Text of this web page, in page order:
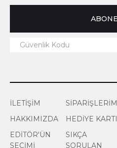
İLETİŞİM
HAKKIMIZDA
EDİTÖR'ÜN
SEÇİMİ
SİPARİŞLERİM
HEDİYE KARTI
SIKÇA
SORULAN